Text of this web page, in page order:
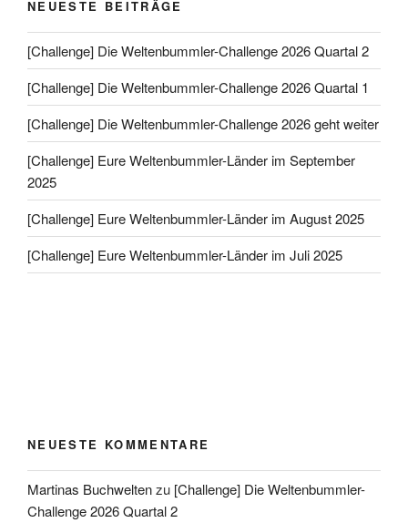
NEUESTE BEITRÄGE
[Challenge] Die Weltenbummler-Challenge 2026 Quartal 2
[Challenge] Die Weltenbummler-Challenge 2026 Quartal 1
[Challenge] Die Weltenbummler-Challenge 2026 geht weiter
[Challenge] Eure Weltenbummler-Länder im September
2025
[Challenge] Eure Weltenbummler-Länder im August 2025
[Challenge] Eure Weltenbummler-Länder im Juli 2025
NEUESTE KOMMENTARE
Martinas Buchweltenzu [Challenge] Die Weltenbummler-
Challenge 2026 Quartal 2